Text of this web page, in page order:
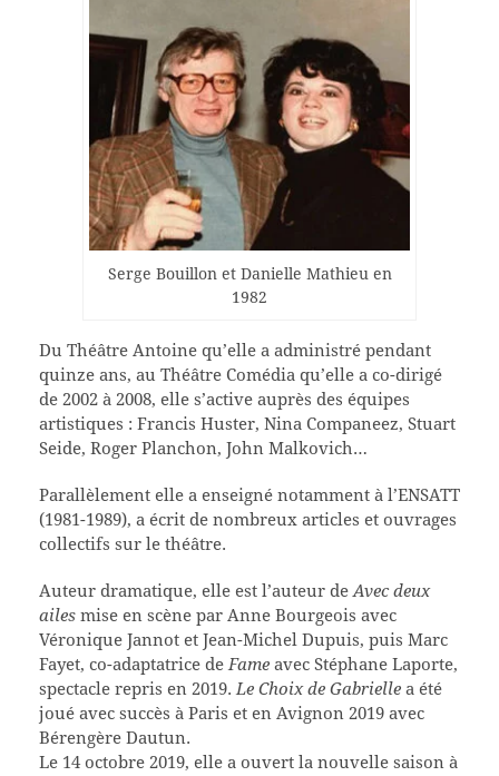
Serge Bouillon et Danielle Mathieu en
1982
Du Théâtre Antoine qu’elle a administré pendant
quinze ans, au Théâtre Comédia qu’elle a co-dirigé
de 2002 à 2008, elle s’active auprès des équipes
artistiques : Francis Huster, Nina Companeez, Stuart
Seide, Roger Planchon, John Malkovich…
Parallèlement elle a enseigné notamment à l’ENSATT
(1981-1989), a écrit de nombreux articles et ouvrages
collectifs sur le théâtre.
Auteur dramatique, elle est l’auteur de Avec deux
ailes mise en scène par Anne Bourgeois avec
Véronique Jannot et Jean-Michel Dupuis, puis Marc
Fayet, co-adaptatrice de Fame avec Stéphane Laporte,
spectacle repris en 2019. Le Choix de Gabrielle a été
joué avec succès à Paris et en Avignon 2019 avec
Bérengère Dautun.
Le 14 octobre 2019, elle a ouvert la nouvelle saison à